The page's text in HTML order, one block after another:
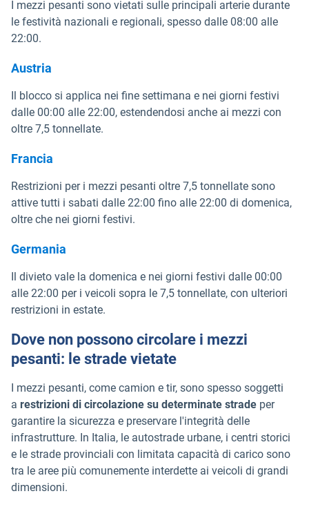
I mezzi pesanti sono vietati sulle principali arterie durante
le festività nazionali e regionali, spesso dalle 08:00 alle
22:00.
Austria
Il blocco si applica nei fine settimana e nei giorni festivi
dalle 00:00 alle 22:00, estendendosi anche ai mezzi con
oltre 7,5 tonnellate.
Francia
Restrizioni per i mezzi pesanti oltre 7,5 tonnellate sono
attive tutti i sabati dalle 22:00 fino alle 22:00 di domenica,
oltre che nei giorni festivi.
Germania
Il divieto vale la domenica e nei giorni festivi dalle 00:00
alle 22:00 per i veicoli sopra le 7,5 tonnellate, con ulteriori
restrizioni in estate.
Dove non possono circolare i mezzi
pesanti: le strade vietate
I mezzi pesanti, come camion e tir, sono spesso soggetti
a restrizioni di circolazione su determinate strade per
garantire la sicurezza e preservare l'integrità delle
infrastrutture. In Italia, le autostrade urbane, i centri storici
e le strade provinciali con limitata capacità di carico sono
tra le aree più comunemente interdette ai veicoli di grandi
dimensioni.